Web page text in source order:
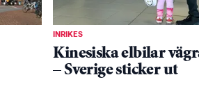
INRIKES
Kinesiska elbilar
– Sverige sticker ut